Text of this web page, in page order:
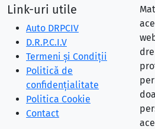
Link-uri utile
Auto DRPCIV
D.R.P.C.I.V
Termeni și Condiții
Politică de
confidențialitate
Politica Cookie
Contact